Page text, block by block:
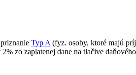
Typ A (fyz. osoby, ktoré majú
zo zaplatenej dane na tlačive